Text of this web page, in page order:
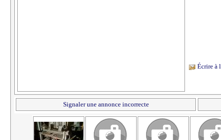
Écrire à
Signaler une annonce incorrecte